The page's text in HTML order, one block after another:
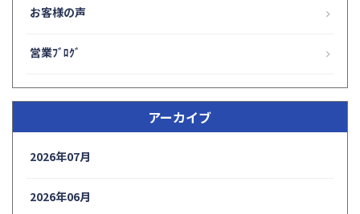
お客様の声
営業ﾌﾞﾛｸﾞ
アーカイブ
2026年07月
2026年06月